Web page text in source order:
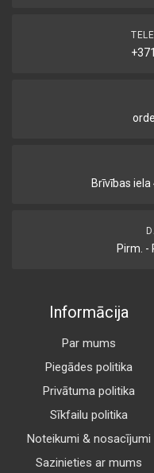
Brīvības iela
Pirm. -
Informācija
Par mums
Piegādes politika
Privātuma politika
Sīkfailu politika
Noteikumi & nosacījumi
Sazinieties ar mums